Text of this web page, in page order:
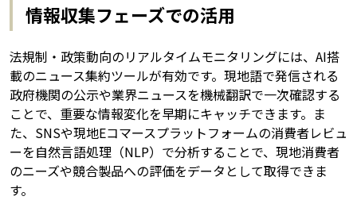
情報収集フェーズでの活用
法規制・政策動向のリアルタイムモニタリングには、AI搭
載のニュース集約ツールが有効です。現地語で発信される
政府機関の公示や業界ニュースを機械翻訳で一次確認する
ことで、重要な情報変化を早期にキャッチできます。ま
た、SNSや現地Eコマースプラットフォームの消費者レビュ
ーを自然言語処理（NLP）で分析することで、現地消費者
のニーズや競合製品への評価をデータとして取得できま
す。